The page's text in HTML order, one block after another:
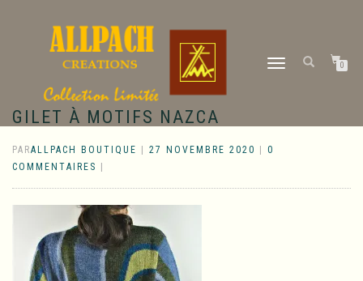
DÉPLIER
0
GILET À MOTIFS NAZCA
PARALLPACH BOUTIQUE 27 NOVEMBRE 2020
0
COMMENTAIRES